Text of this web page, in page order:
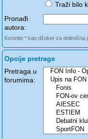
Traži bilo
Pronađi
autora:
Koristite * kao džoker za delimična
Opcije pretrage
Pretraga u
forumima: